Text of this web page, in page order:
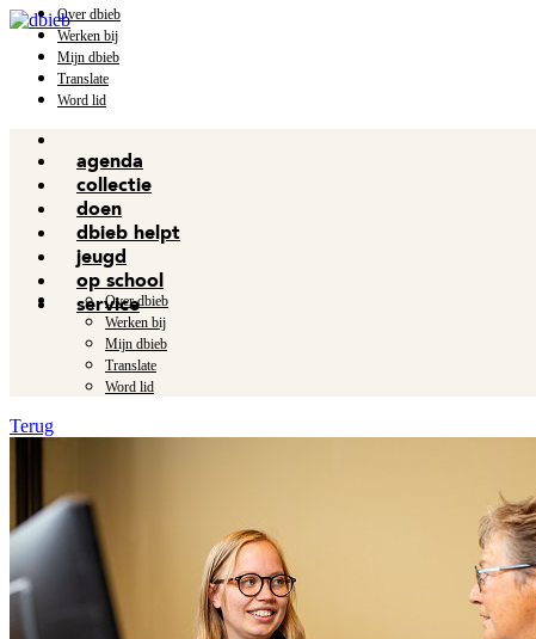
Over dbieb
Werken bij
Mijn dbieb
Translate
Word lid
agenda
collectie
doen
dbieb helpt
jeugd
op school
service
Over dbieb
Werken bij
Mijn dbieb
Translate
Word lid
Terug